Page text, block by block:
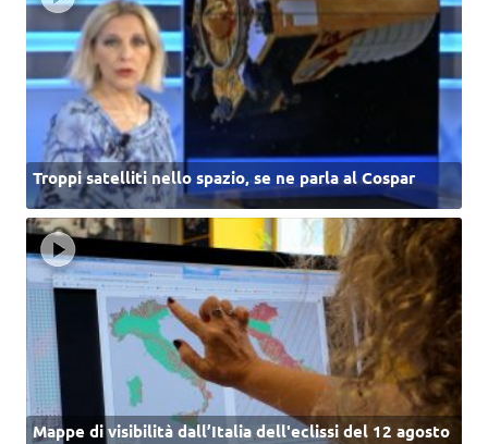
Troppi satelliti nello spazio, se ne parla al Cospar
Mappe di visibilità dall’Italia dell'eclissi del 12 agosto